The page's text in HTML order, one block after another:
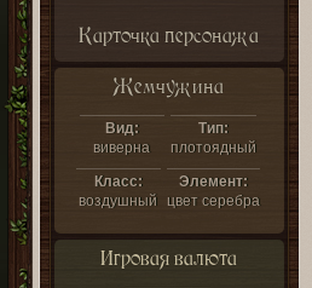
Карточка персонажа
Жемчужина
Вид:
виверна
Тип:
плотоядный
Класс:
воздушный
Элемент:
цвет серебра
Игровая валюта